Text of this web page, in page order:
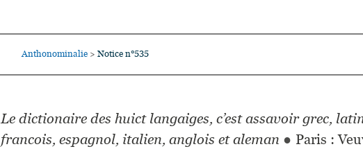
Anthonominalie > Notice n°535
Le dictionaire des huict langaiges, c’est assavoir grec,
francois, espagnol, italien, anglois et aleman ● Paris :